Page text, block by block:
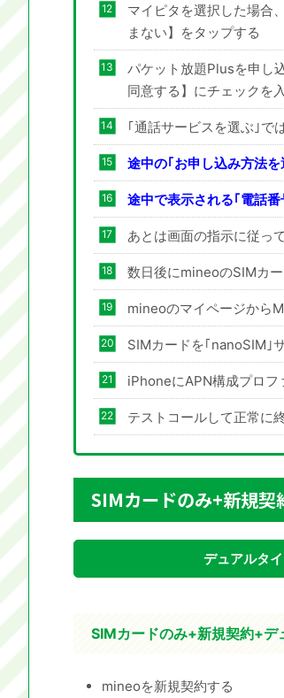
マイピタを選択した場合
まない】をタップする
パケット放題Plusを申し
同意する】にチェックを
｢通話サービスを選ぶ｣で
途中の｢お申し込み方法
途中で表示される｢電話
あとは画面の指示に従っ
数日後にmineoのSIMカー
mineoのマイページから
SIMカードを｢nanoSIM｣
iPhoneにAPN構成プロフ
テストコールして正常に
SIMカードのみ+新規契
デュアルタ
SIMカードのみ+新規契約+デ
mineoを新規契約する